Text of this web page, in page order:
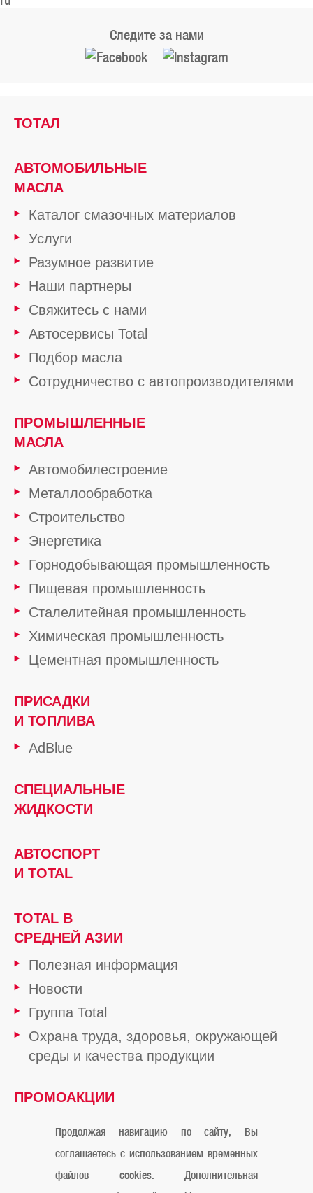
Следите за нами
ТОТАЛ
АВТОМОБИЛЬНЫЕ
МАСЛА
Каталог смазочных материалов
Услуги
Разумное развитие
Наши партнеры
Свяжитесь с нами
Автосервисы Total
Подбор масла
Сотрудничество с автопроизводителями
ПРОМЫШЛЕННЫЕ
МАСЛА
Автомобилестроение
Металлообработка
Строительство
Энергетика
Горнодобывающая промышленность
Пищевая промышленность
Сталелитейная промышленность
Химическая промышленность
Цементная промышленность
ПРИСАДКИ
И ТОПЛИВА
AdBlue
СПЕЦИАЛЬНЫЕ
ЖИДКОСТИ
АВТОСПОРТ
И TOTAL
TOTAL В
СРЕДНЕЙ АЗИИ
Полезная информация
Новости
Группа Total
Охрана труда, здоровья, окружающей
среды и качества продукции
ПРОМОАКЦИИ
Официальное уведомление Cookies Контакты
Продолжая навигацию по сайту, Вы
соглашаетесь с использованием временных
файлов cookies. Дополнительная